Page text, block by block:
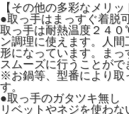
【その他の多彩なメリッ
●取っ手はまっすぐ着脱
取っ手は耐熱温度２４
ン調理に使えます。人
形になっています。まっ
スムーズに行うことがで
※お鍋等、型番により取
す。
●取っ手のガタツキ無し
リベットやネジを使わ